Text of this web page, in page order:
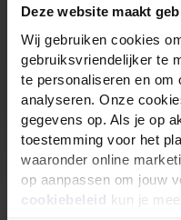
Deze website maakt
Wij gebruiken cookies
gebruiksvriendelijker te
te personaliseren en om
analyseren. Onze
gegevens op. Als je op
toestemming voor het
waaronder online
op aanpassen om jouw
cookiebeleid kun je